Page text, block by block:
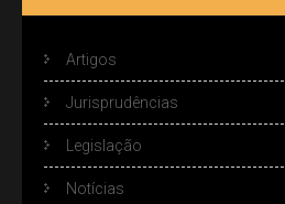
Artigos
Jurisprudências
Legislação
Notícias